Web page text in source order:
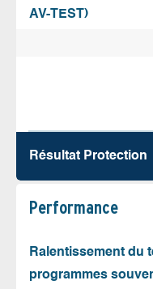
AV-TEST)
Résultat Protection
Performance
Ralentissement du
programmes